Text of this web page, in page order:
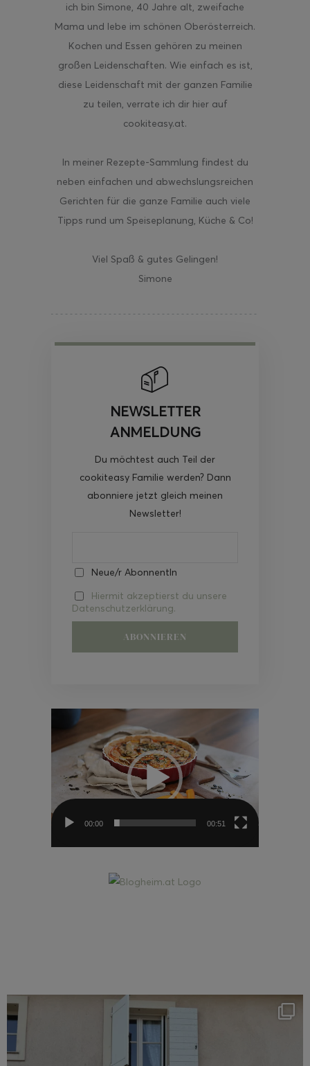
ich bin Simone, 40 Jahre alt, zweifache
Mama und lebe im schönen Oberösterreich.
Kochen und Essen gehören zu meinen
großen Leidenschaften. Wie einfach es ist,
diese Leidenschaft mit der ganzen Familie
zu teilen, verrate ich dir hier auf
cookiteasy.at.
In meiner Rezepte-Sammlung findest du
neben einfachen und abwechslungsreichen
Gerichten für die ganze Familie auch viele
Tipps rund um Speiseplanung, Küche & Co!
Viel Spaß & gutes Gelingen!
Simone
NEWSLETTER
ANMELDUNG
Du möchtest auch Teil der
cookiteasy Familie werden? Dann
abonniere jetzt gleich meinen
Newsletter!
Neue/r AbonnentIn
Hiermit akzeptierst du unsere
Datenschutzerklärung.
Video-
00:00 00:51